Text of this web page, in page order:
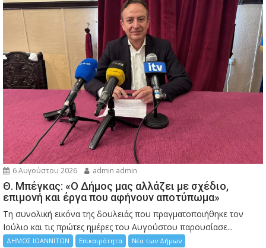
6 Αυγούστου 2026 admin admin
Θ. Μπέγκας: «Ο Δήμος μας αλλάζει με σχέδιο,
επιμονή και έργα που αφήνουν αποτύπωμα»
Τη συνολική εικόνα της δουλειάς που πραγματοποιήθηκε τον
Ιούλιο και τις πρώτες ημέρες του Αυγούστου παρουσίασε...
ΔΗΜΟΣ ΙΩΑΝΝΙΤΩΝ Επικαιρότητα Νέα των Δήμων